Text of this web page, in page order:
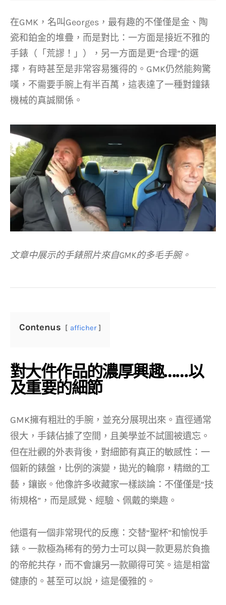
在GMK，名叫Georges，最有趣的不僅僅是金、陶
瓷和鉑金的堆疊，而是對比：一方面是接近不雅的
手錶（「荒謬！」），另一方面是更“合理”的選
擇，有時甚至是非常容易獲得的。GMK仍然能夠驚
嘆，不需要手腕上有半百萬，這表達了一種對鐘錶
機械的真誠關係。
文章中展示的手錶照片來自GMK的多毛手腕。
Contenus afficher
對大件作品的濃厚興趣……以
及重要的細節
GMK擁有粗壯的手腕，並充分展現出來。直徑通常
很大，手錶佔據了空間，且美學並不試圖被遺忘。
但在壯觀的外表背後，對細節有真正的敏感性：一
個新的錶盤，比例的演變，拋光的輪廓，精緻的工
藝，鑲嵌。他像許多收藏家一樣談論：不僅僅是“技
術規格”，而是感覺、經驗、佩戴的樂趣。
他還有一個非常現代的反應：交替“聖杯”和愉悅手
錶。一款極為稀有的勞力士可以與一款更易於負擔
的帝舵共存，而不會讓另一款顯得可笑。這是相當
健康的。甚至可以說，這是優雅的。